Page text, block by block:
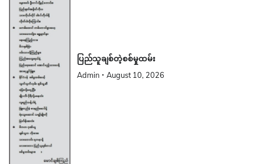
ပြည်သူချစ်တဲ့စစ်မှုထမ်း
Admin August 10, 2026